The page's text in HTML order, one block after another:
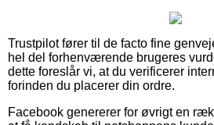
Trustpilot fører til de facto fine
hel del forhenværende brugeres
dette foreslår vi, at du verificerer
forinden du placerer din ordre.
Facebook genererer for øvrigt en